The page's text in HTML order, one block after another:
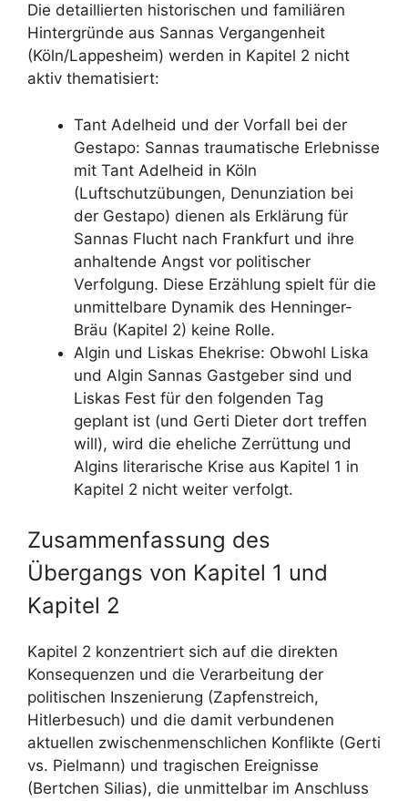
Die detaillierten historischen und familiären
Hintergründe aus Sannas Vergangenheit
(Köln/Lappesheim) werden in Kapitel 2 nicht
aktiv thematisiert:
Tant Adelheid und der Vorfall bei der
Gestapo: Sannas traumatische Erlebnisse
mit Tant Adelheid in Köln
(Luftschutzübungen, Denunziation bei
der Gestapo) dienen als Erklärung für
Sannas Flucht nach Frankfurt und ihre
anhaltende Angst vor politischer
Verfolgung. Diese Erzählung spielt für die
unmittelbare Dynamik des Henninger-
Bräu (Kapitel 2) keine Rolle.
Algin und Liskas Ehekrise: Obwohl Liska
und Algin Sannas Gastgeber sind und
Liskas Fest für den folgenden Tag
geplant ist (und Gerti Dieter dort treffen
will), wird die eheliche Zerrüttung und
Algins literarische Krise aus Kapitel 1 in
Kapitel 2 nicht weiter verfolgt.
Zusammenfassung des
Übergangs von Kapitel 1 und
Kapitel 2
Kapitel 2 konzentriert sich auf die direkten
Konsequenzen und die Verarbeitung der
politischen Inszenierung (Zapfenstreich,
Hitlerbesuch) und die damit verbundenen
aktuellen zwischenmenschlichen Konflikte (Gerti
vs. Pielmann) und tragischen Ereignisse
(Bertchen Silias), die unmittelbar im Anschluss